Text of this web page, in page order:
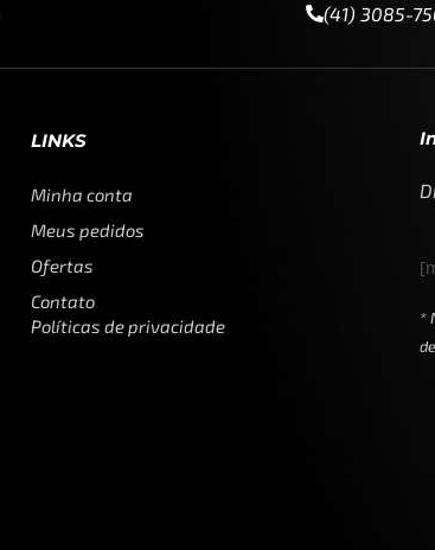
(41) 3085-
LINKS
Minha conta
Meus pedidos
Ofertas
Contato
Políticas de privacidade
*